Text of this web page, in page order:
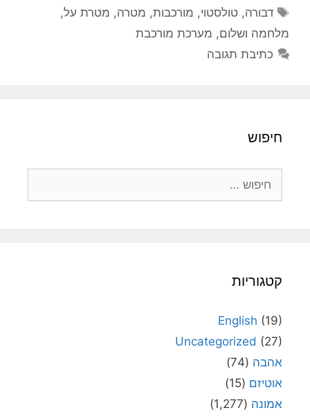
תגיות
דבורה,טולסטוי, מורכבות, מטרה, מטרת על,
מלחמה ושלום, מערכת מורכבת
כתיבת תגובה
חיפוש
קטגוריות
English (19)
Uncategorized (27)
אהבה (74)
אוטיזם (15)
אמונה (1,277)